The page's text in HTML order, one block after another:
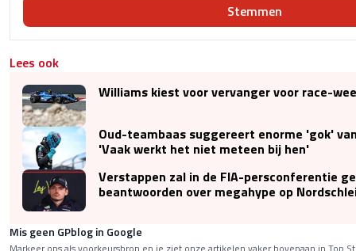
Stemmen
Lees ook
Williams kiest voor vervanger voor race-
Oud-teambaas suggereert enorme 'gok'
'Vaak werkt het niet meteen bij hen'
Verstappen zal in de FIA-persconferentie
beantwoorden over megahype op
Mis geen GPblog in Google
Markeer ons als voorkeursbron en je ziet onze artikelen vaker bovenaan in Top